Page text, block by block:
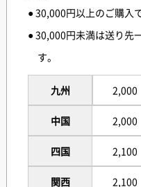
● 30,000円以上のご購入
● 30,000円未満は送り先
す。
九州
中国
四国
関西
2,000
2,000
2,100
2,100